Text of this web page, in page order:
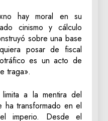
hay moral en su
cinismo y cálculo
sobre una base
posar de fiscal
es un acto de
traga».
a la mentira del
ha transformado en el
imperio. Desde el